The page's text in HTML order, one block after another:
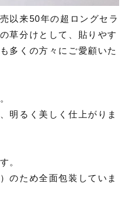
以来50年の超ロングセラ
草分けとして、貼りやす
多くの方々にご愛顧いた
明るく美しく仕上がりま
。
のため全面包装していま